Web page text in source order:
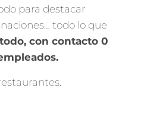
para destacar
todo lo que
con contacto 0